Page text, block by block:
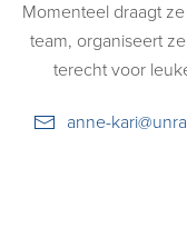
Momenteel draagt
team, organiseert
terecht voor
anne-